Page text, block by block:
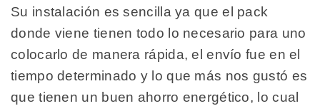
Su instalación es sencilla ya que el pack
donde viene tienen todo lo necesario para uno
colocarlo de manera rápida, el envío fue en el
tiempo determinado y lo que más nos gustó es
que tienen un buen ahorro energético, lo cual